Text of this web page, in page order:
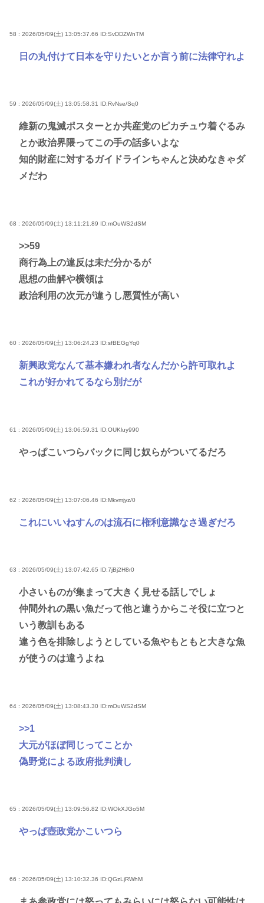
58 : 2026/05/09(土) 13:05:37.66 ID:SvDDZWnTM
日の丸付けて日本を守りたいとか言う前に法律守れよ
59 : 2026/05/09(土) 13:05:58.31 ID:RvNse/Sq0
維新の鬼滅ポスターとか共産党のピカチュウ着ぐるみ
とか政治界隈ってこの手の話多いよな
知的財産に対するガイドラインちゃんと決めなきゃダ
メだわ
68 : 2026/05/09(土) 13:11:21.89 ID:mOuWS2dSM
>>59
商行為上の違反は未だ分かるが
思想の曲解や横領は
政治利用の次元が違うし悪質性が高い
60 : 2026/05/09(土) 13:06:24.23 ID:sfBEGgYq0
新興政党なんて基本嫌われ者なんだから許可取れよ
これが好かれてるなら別だが
61 : 2026/05/09(土) 13:06:59.31 ID:OUKluy990
やっぱこいつらバックに同じ奴らがついてるだろ
62 : 2026/05/09(土) 13:07:06.46 ID:Mkvmjyz/0
これにいいねすんのは流石に権利意識なさ過ぎだろ
63 : 2026/05/09(土) 13:07:42.65 ID:7jBj2H8r0
小さいものが集まって大きく見せる話しでしょ
仲間外れの黒い魚だって他と違うからこそ役に立つと
いう教訓もある
違う色を排除しようとしている魚やもともと大きな魚
が使うのは違うよね
64 : 2026/05/09(土) 13:08:43.30 ID:mOuWS2dSM
>>1
大元がほぼ同じってことか
偽野党による政府批判潰し
65 : 2026/05/09(土) 13:09:56.82 ID:WOkXJGo5M
やっぱ壺政党かこいつら
66 : 2026/05/09(土) 13:10:32.36 ID:QGzLjRWhM